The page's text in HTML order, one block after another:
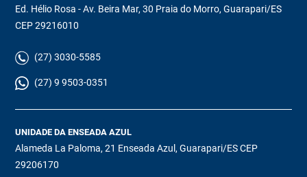
Ed. Hélio Rosa - Av. Beira Mar, 30 Praia do Morro, Guarapari/ES
CEP 29216010
(27) 3030-5585
(27) 9 9503-0351
UNIDADE DA ENSEADA AZUL
Alameda La Paloma, 21 Enseada Azul, Guarapari/ES CEP
29206170